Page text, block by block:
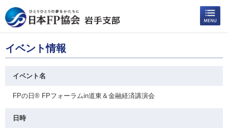
イベント情報
イベント名
FPの日® FPフォーラムin道東＆金融経済講演会
日時